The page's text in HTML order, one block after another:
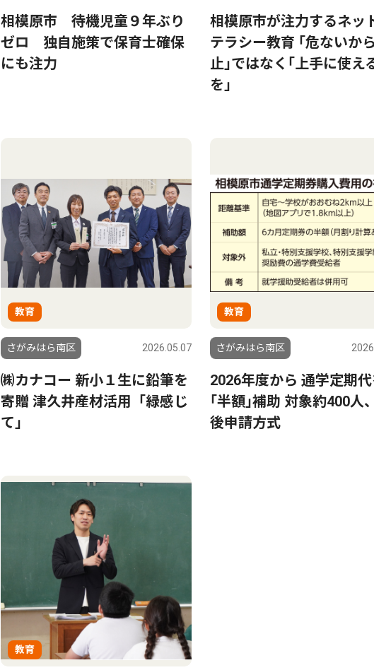
相模原市 待機児童９年ぶり
ゼロ 独自施策で保育士確保
にも注力
相模原市が注力するネッ
テラシー教育 ｢危ないか
止｣ではなく｢上手に使え
を｣
教育
さがみはら南区 2026.05.07
㈱カナコー 新小１生に鉛筆を
寄贈 津久井産材活用「緑感じ
て」
教育
さがみはら南区
2026年度から 通学定期代
｢半額｣補助 対象約400人
後申請方式
教育